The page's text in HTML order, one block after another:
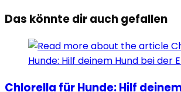
Das könnte dir auch gefallen
Chlorella für Hunde: Hilf